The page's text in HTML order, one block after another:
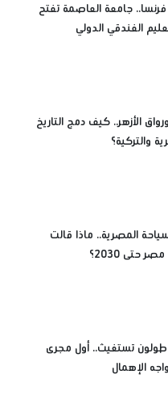
فرنسا.. جامعة العاصمة تفتح
الفندقي الدولي
الأزهر.. كيف دمج التاريخ
والتركية؟
المصرية.. ماذا قالت
طولون تستغيث.. أول مجرى
الإهمال